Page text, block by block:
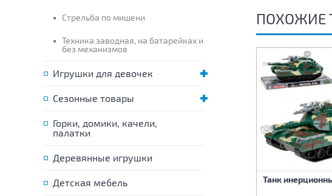
Стрельба по мишени
Техника заводная, на батарейках и
без механизмов
Игрушки для девочек
Сезонные товары
Горки, домики, качели,
палатки
Деревянные игрушки
Детская мебель
ПОХОЖИЕ
Машина инерционная
Автовоз+вертолет,машина
Танк